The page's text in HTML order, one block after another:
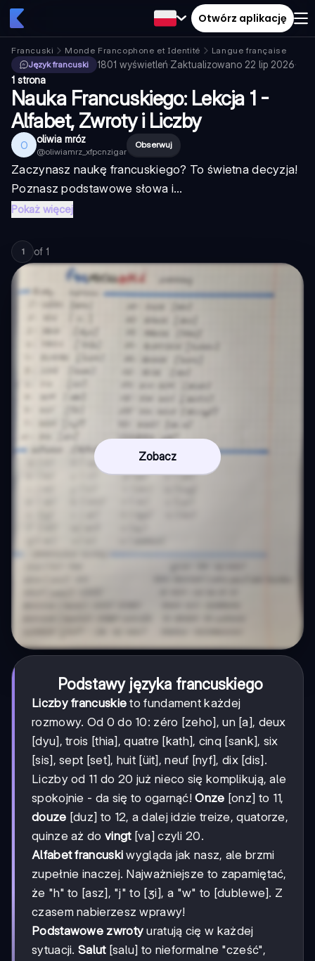
Otwórz aplikację
Francuski Monde Francophone et Identité
Langue française
Język francuski
1801 wyświetleń·Zaktualizowano 22 lip 2026·
1 strona
Nauka Francuskiego: Lekcja 1 -
Alfabet, Zwroty i Liczby
O oliwia mróz
@oliwiamrz_xfpcnzigar
Obserwuj
Zaczynasz naukę francuskiego? To świetna decyzja!
Poznasz podstawowe słowa i...
Pokaż więcej
1 of 1
Zobacz
Podstawy języka francuskiego
Liczby francuskie to fundament każdej
rozmowy. Od 0 do 10: zéro [zeho], un [a], deux
[dyu], trois [thia], quatre [kath], cinq [sank], six
[sis], sept [set], huit [üit], neuf [nyf], dix [dis].
Liczby od 11 do 20 już nieco się komplikują, ale
spokojnie - da się to ogarnąć!Onze [onz] to 11,
douze [duz] to 12, a dalej idzie treize, quatorze,
quinze aż do vingt[va] czyli 20.
Alfabet francuski wygląda jak nasz, ale brzmi
zupełnie inaczej. Najważniejsze to zapamiętać,
że "h" to [asz], "j" to [ʒi], a "w" to [dublewe]. Z
czasem nabierzesz wprawy!
Podstawowe zwroty uratują cię w każdej
sytuacji. Salut[salu] to nieformalne "cześć",